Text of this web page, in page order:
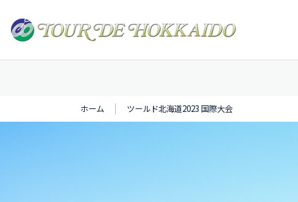
ホーム ツールド北海道2023 国際大会